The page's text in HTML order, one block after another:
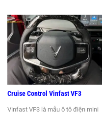
Cruise Control Vinfast VF3
Vinfast VF3 là mẫu ô tô điện mini